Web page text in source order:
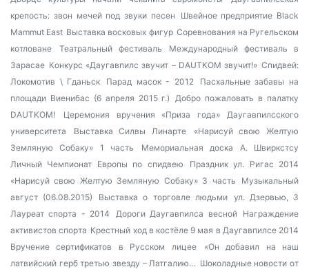
крепость: звон мечей под звуки песен
Швейное предприятие Black
Mammut East Выставка восковых фигур Соревнования на Ругельском
котловане
Театральный фестиваль
Международный фестиваль в
Зарасае Конкурс «Даугавпилс звучит – DAUTKOM звучит!» Спидвей:
Локомотив \ Гданьск
Парад масок - 2012
Пасхальные забавы на
площади Виенибас (6 апреля 2015 г.)
Добро пожаловать в палатку
DAUTKOM!
Церемония вручения «Приза года» Даугавпилсского
университета
Выставка Силвы Линарте
«Нарисуй свою Желтую
Земляную Собаку» 1 часть
Мемориальная доска А. Швиркстсу
Личный Чемпионат Европы по спидвею
Праздник ул. Ригас 2014
«Нарисуй свою Желтую Земляную Собаку» 3 часть
Музыкальный
август (06.08.2015)
Выставка о торговле людьми
ул. Дзервью, 3
Лауреат спорта - 2014
Дороги Даугавпилса весной
Награждение
активистов спорта Крестный ход в костёле 9 мая в Даугавпилсе 2014
Вручение сертификатов в Русском лицее
«Он добавил на наш
латвийский герб третью звезду – Латгалию… Шоколадные новости от